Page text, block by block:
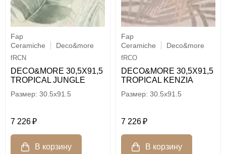
Fap
Ceramiche
Deco&more
fRCN
DECO&MORE 30,5X91,5
TROPICAL JUNGLE
30.5x91.5
7 226
Fap
Ceramiche
Deco&more
fRCO
DECO&MORE 30,5X91,5
TROPICAL KENZIA
30.5x91.5
7 226